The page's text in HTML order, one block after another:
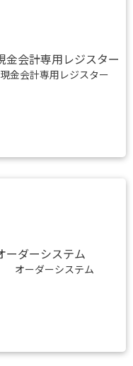
現金会計専用レジスター
オーダーシステム